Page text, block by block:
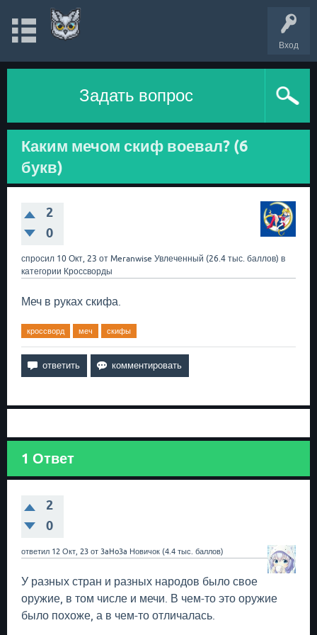
Вход
Задать вопрос
Каким мечом скиф воевал? (6
букв)
2
0
спросил 10 Окт, 23 от Meranwise Увлеченный (26.4 тыс. баллов) в
категории Кроссворды
Меч в руках скифа.
кроссворд меч скифы
1 Ответ
2
0
ответил 12 Окт, 23 от 3aHo3a Новичок (4.4 тыс. баллов)
У разных стран и разных народов было свое
оружие, в том числе и мечи. В чем-то это оружие
было похоже, а в чем-то отличалась.